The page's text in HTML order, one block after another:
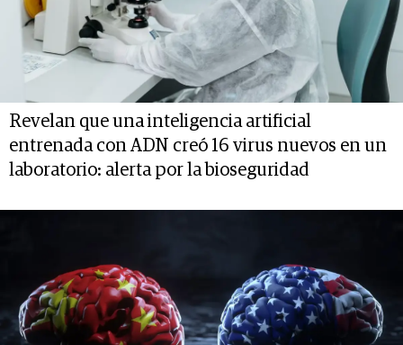
Revelan que una inteligencia artificial
entrenada con ADN creó 16 virus nuevos en un
laboratorio: alerta por la bioseguridad